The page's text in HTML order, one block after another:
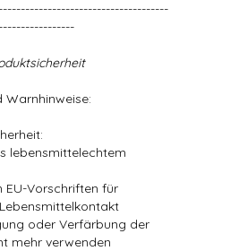
Warnhinweise:
lebensmittelechtem
EU-Vorschriften für
oder Verfärbung der
mehr verwenden